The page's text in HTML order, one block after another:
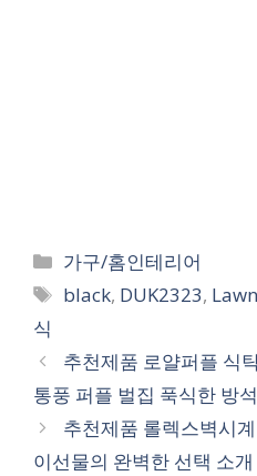
Categories
가구/홈인테리어
Tags
black, DUK2323,
식
추천제품 로얄퍼플 식
통풍 퍼플 벌집 푹식한 방
추천제품 롤렉스벽시
이선물의 완벽한 선택 소개